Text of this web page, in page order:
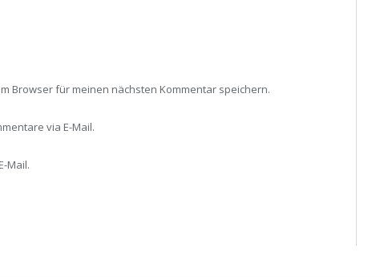
Browser für meinen nächsten Kommentar speichern.
via E-Mail.
Mail.